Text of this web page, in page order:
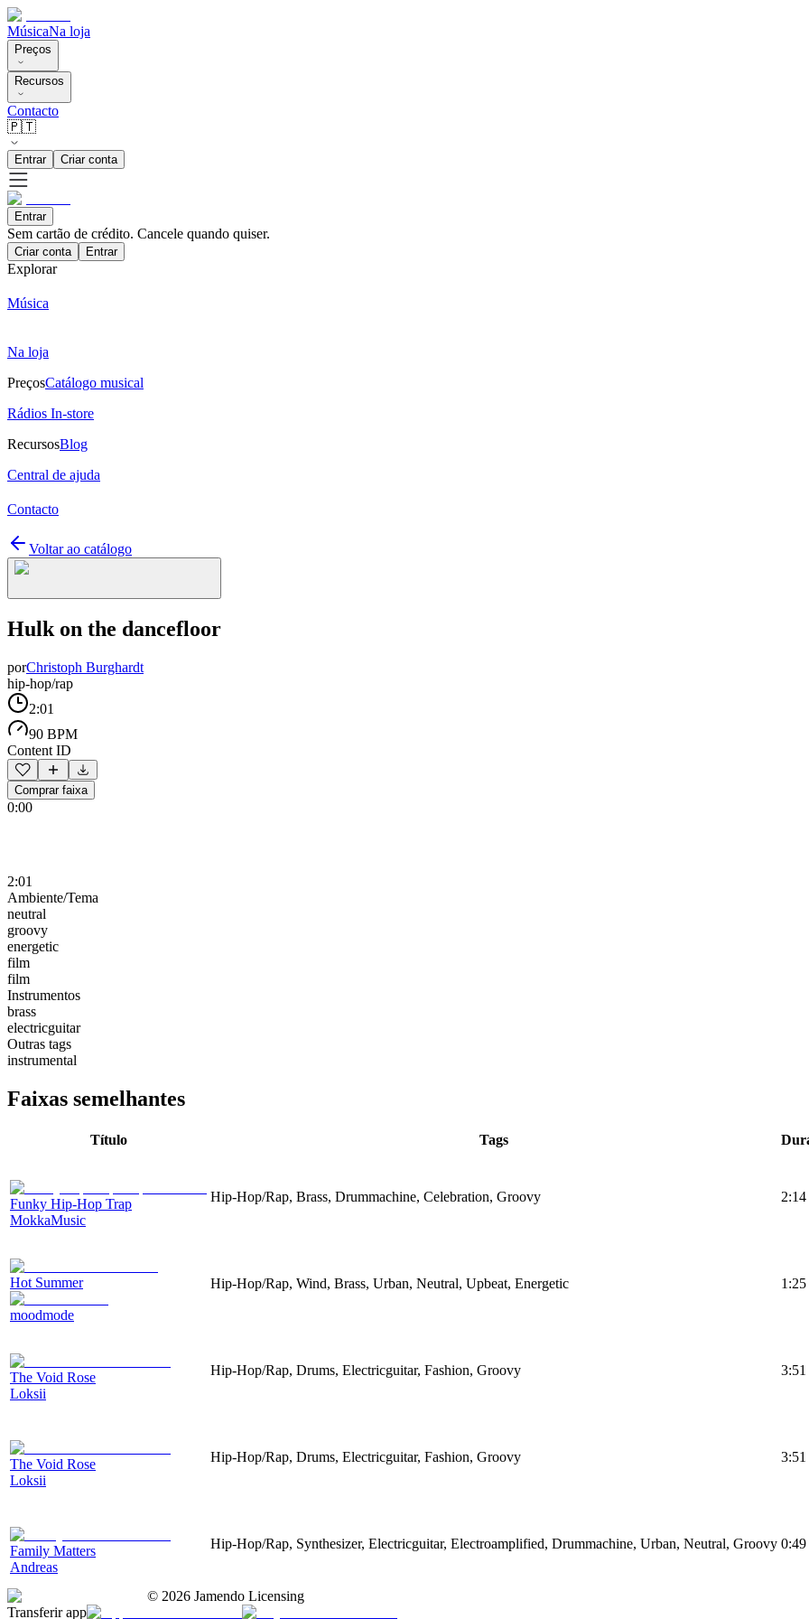
MúsicaNa loja
Preços
Recursos
Contacto
🇵🇹
Entrar Criar conta
Entrar
Sem cartão de crédito. Cancele quando quiser.
Criar conta Entrar
Explorar
Música
Na loja
PreçosCatálogo musical
Rádios In-store
RecursosBlog
Central de ajuda
Contacto
Voltar ao catálogo
Hulk on the dancefloor
porChristoph Burghardt
hip-hop/rap
2:01
90 BPM
Content ID
Comprar faixa
0:00
2:01
Ambiente/Tema
neutral
groovy
energetic
film
film
Instrumentos
brass
electricguitar
Outras tags
instrumental
Faixas semelhantes
Título Tags
Funky Hip-Hop Trap
MokkaMusic
Hip-Hop/Rap, Brass, Drummachine, Celebration, Groovy 2:14
Hot Summer
moodmode
Hip-Hop/Rap, Wind, Brass, Urban, Neutral, Upbeat, Energetic 1:25
The Void Rose
Loksii
Hip-Hop/Rap, Drums, Electricguitar, Fashion, Groovy 3:51
The Void Rose
Loksii
Hip-Hop/Rap, Drums, Electricguitar, Fashion, Groovy 3:51
Family Matters
Andreas
Hip-Hop/Rap, Synthesizer, Electricguitar, Electroamplified, Drummachine, Urban, Neutral, Groovy 0:49
© 2026 Jamendo Licensing
Transferir app